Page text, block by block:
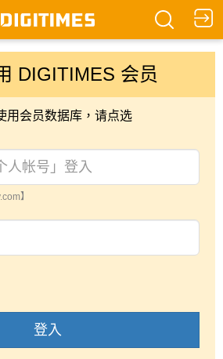
DIGITIMES 会员
用会员数据库，请点选
】
登入